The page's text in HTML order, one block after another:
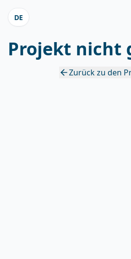
DE
Projekt nicht
Zurück zu den